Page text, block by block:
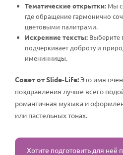
Тематические открытки: Мы
где обращение гармонично
цветовыми палитрами.
Искренние тексты: Выберите
подчеркивает доброту и
именинницы.
Совет от Slide-Life:Это имя
поздравления лучше всего
романтичная музыка и
или пастельных тонах.
Хотите подготовить для